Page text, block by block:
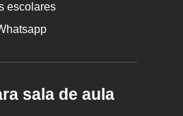
escolares
sala de aula